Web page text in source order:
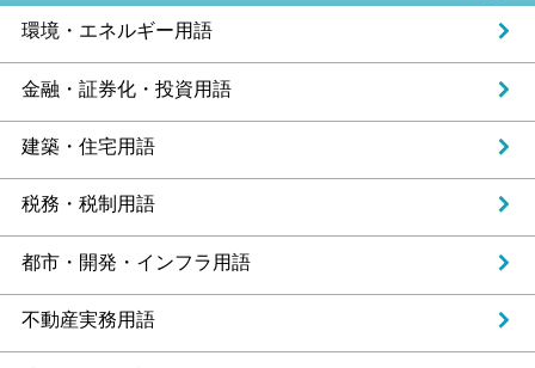
環境・エネルギー用語
金融・証券化・投資用語
建築・住宅用語
税務・税制用語
都市・開発・インフラ用語
不動産実務用語